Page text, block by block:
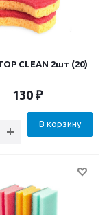
CLEAN 2шт (20)
130 ₽
В корзину